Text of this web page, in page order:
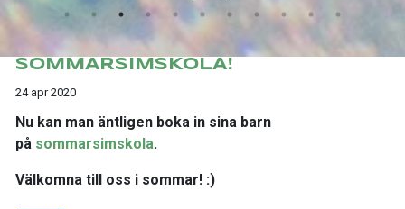
SOMMARSIMSKOLA!
24 apr 2020
Nu kan man äntligen boka in sina barn
på sommarsimskola.
Välkomna till oss i sommar! :)